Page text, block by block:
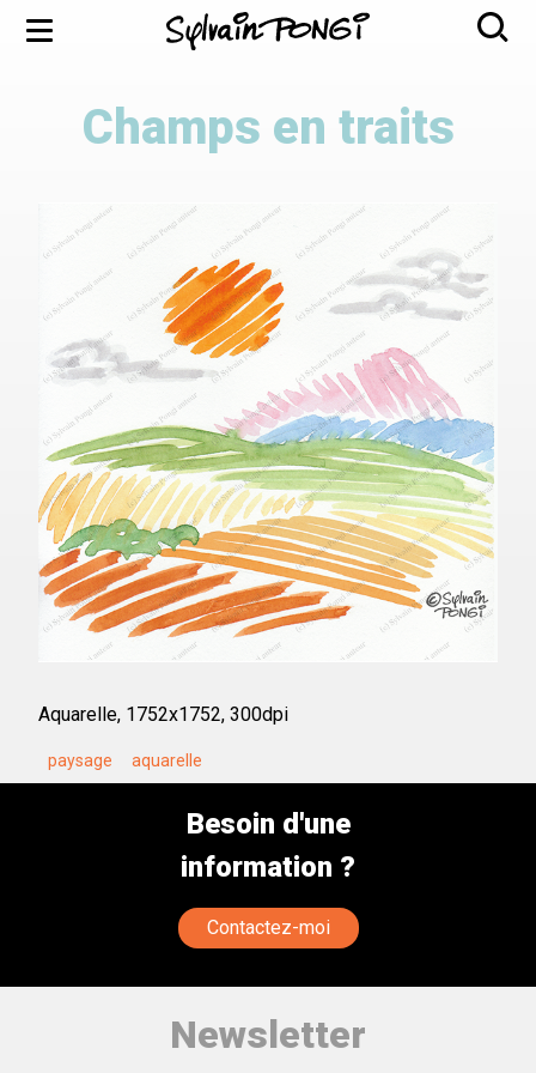
Aller
Menu
Champs en traits
Aquarelle, 1752x1752, 300dpi
paysage aquarelle
Besoin d'une
information ?
Contactez-moi
Newsletter